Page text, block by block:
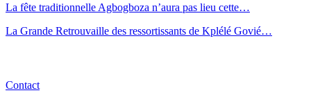
La fête traditionnelle Agbogboza n’aura pas lieu cette…
La Grande Retrouvaille des ressortissants de Kplélé Govié…
Contact